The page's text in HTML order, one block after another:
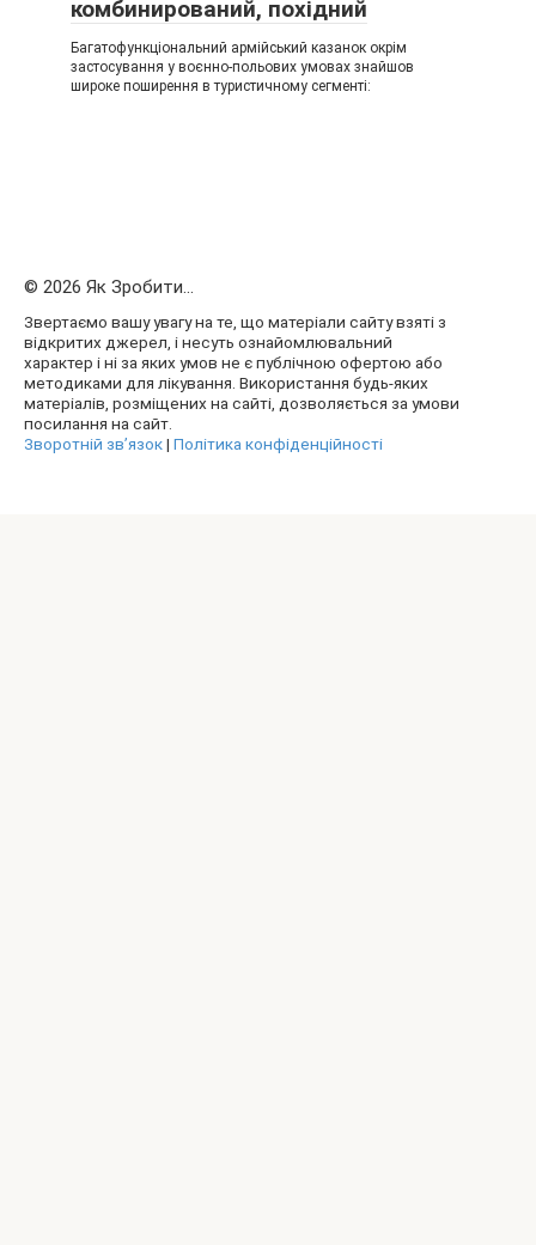
комбинирований, похідний
Багатофункціональний армійський казанок окрім
застосування у воєнно-польових умовах знайшов
широке поширення в туристичному сегменті:
© 2026 Як Зробити...
Звертаємо вашу увагу на те, що матеріали сайту взяті з
відкритих джерел, і несуть ознайомлювальний
характер і ні за яких умов не є публічною офертою або
методиками для лікування. Використання будь-яких
матеріалів, розміщених на сайті, дозволяється за умови
посилання на сайт.
Зворотній зв’язок| Політика конфіденційності